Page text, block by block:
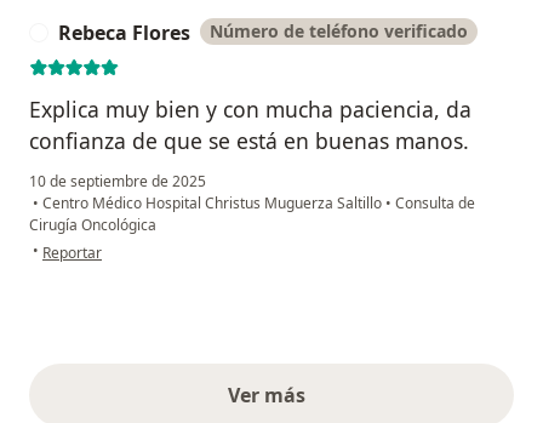
Rebeca Flores Número de teléfono verificado
Explica muy bien y con mucha paciencia, da
confianza de que se está en buenas manos.
10 de septiembre de 2025
• Centro Médico Hospital Christus Muguerza Saltillo • Consulta de
Cirugía Oncológica
• en opinión del usuario Rebeca Flores
Reportar
Ver másopiniones anteriores